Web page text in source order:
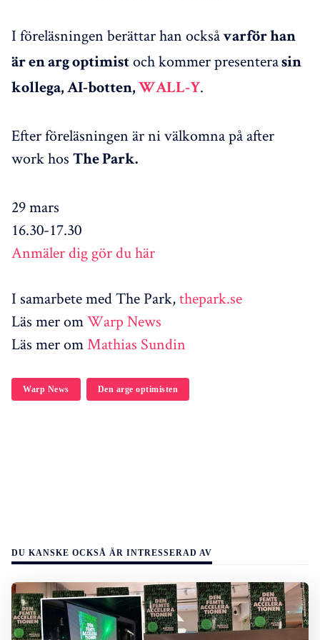
I föreläsningen berättar han ocksåvarför han
är en arg optimist och kommer presenterasin
kollega, AI-botten, WALL-Y.
Efter föreläsningen är ni välkomna på after
work hos The Park.
29 mars
16.30-17.30
Anmäler dig gör du här
I samarbete med The Park,thepark.se
L äs mer omWarp News
L äs mer omMathias Sundin
Warp News Den arge optimisten
DU KANSKE OCKSÅ ÄR INTRESSERAD AV